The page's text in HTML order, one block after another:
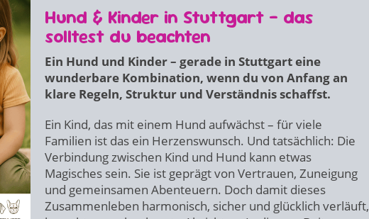
Hund & Kinder in Stuttgart – das
solltest du beachten
Ein Hund und Kinder – gerade in Stuttgart eine
wunderbare Kombination, wenn du von Anfang an
klare Regeln, Struktur und Verständnis schaffst.
Ein Kind, das mit einem Hund aufwächst – für viele
Familien ist das ein Herzenswunsch. Und tatsächlich: Die
Verbindung zwischen Kind und Hund kann etwas
Magisches sein. Sie ist geprägt von Vertrauen, Zuneigung
und gemeinsamen Abenteuern. Doch damit dieses
Zusammenleben harmonisch, sicher und glücklich verläuft,